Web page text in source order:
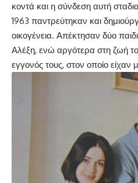
κοντά και η σύνδεση αυτή
1963 παντρεύτηκαν και
οικογένεια. Απέκτησαν δύο
Αλέξη, ενώ αργότερα στη ζωή
εγγονός τους, στον οποίο είχαν